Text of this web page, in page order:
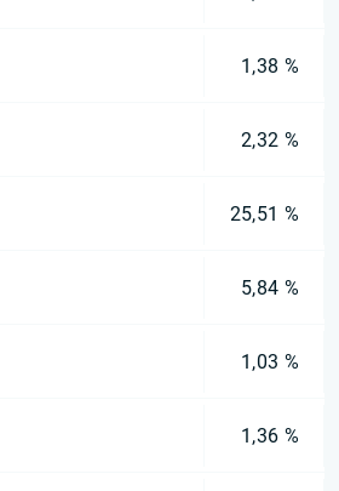
1,38 %
2,32 %
25,51 %
5,84 %
1,03 %
1,36 %